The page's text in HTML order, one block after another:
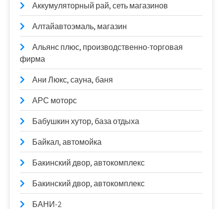
Аккумуляторный рай, сеть магазинов
Алтайавтоэмаль, магазин
Альянс плюс, производственно-торговая
фирма
Ани Люкс, сауна, баня
АРС моторс
Бабушкин хутор, база отдыха
Байкал, автомойка
Бакинский двор, автокомплекс
Бакинский двор, автокомплекс
БАНИ-2